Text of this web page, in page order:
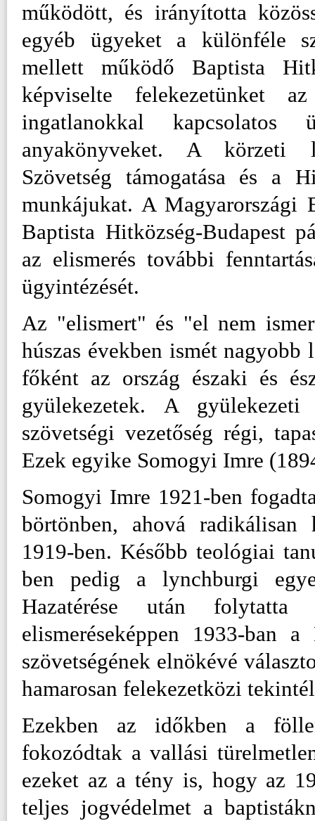
működött, és irányította
egyéb ügyeket a különféle
mellett működő Baptista
képviselte felekezetünket
ingatlanokkal
anyakönyveket. A körzeti
Szövetség támogatása és a
munkájukat. A Magyarországi
Baptista Hitközség-Budapest
az elismerés további
ügyintézését.
Az "elismert" és "el nem
húszas években ismét
főként az ország északi és
gyülekezetek. A
szövetségi vezetőség régi,
Ezek egyike Somogyi Imre
Somogyi Imre 1921-ben
börtönben, ahová
1919-ben. Később teológiai
ben pedig a lynchburgi
Hazatérése után
elismeréseképpen 1933-ban
szövetségének elnökévé
hamarosan felekezetközi
Ezekben az időkben a
fokozódtak a vallási
ezeket az a tény is, hogy az
teljes jogvédelmet a